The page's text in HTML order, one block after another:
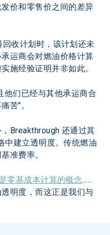
价和零售价之间的差异
收计划时，该计划还未
运商会对燃油价格计算
施经验证明并非如此。
他们已经与其他承运商合
苦"。
Breakthrough 还通过其
中建立透明度。传统燃油
准费率。
零基成本计算的概念......
明度，而这正是我们与